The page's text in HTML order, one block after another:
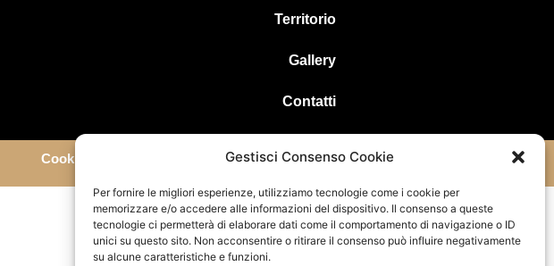
Gestisci Consenso Cookie
Per fornire le migliori esperienze, utilizziamo tecnologie come i cookie per
memorizzare e/o accedere alle informazioni del dispositivo. Il consenso a queste
tecnologie ci permetterà di elaborare dati come il comportamento di navigazione o ID
unici su questo sito. Non acconsentire o ritirare il consenso può influire negativamente
su alcune caratteristiche e funzioni.
Territorio
Gallery
Contatti
Cookie &